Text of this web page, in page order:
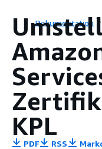
Dokumentation
KPL
PDF RSS